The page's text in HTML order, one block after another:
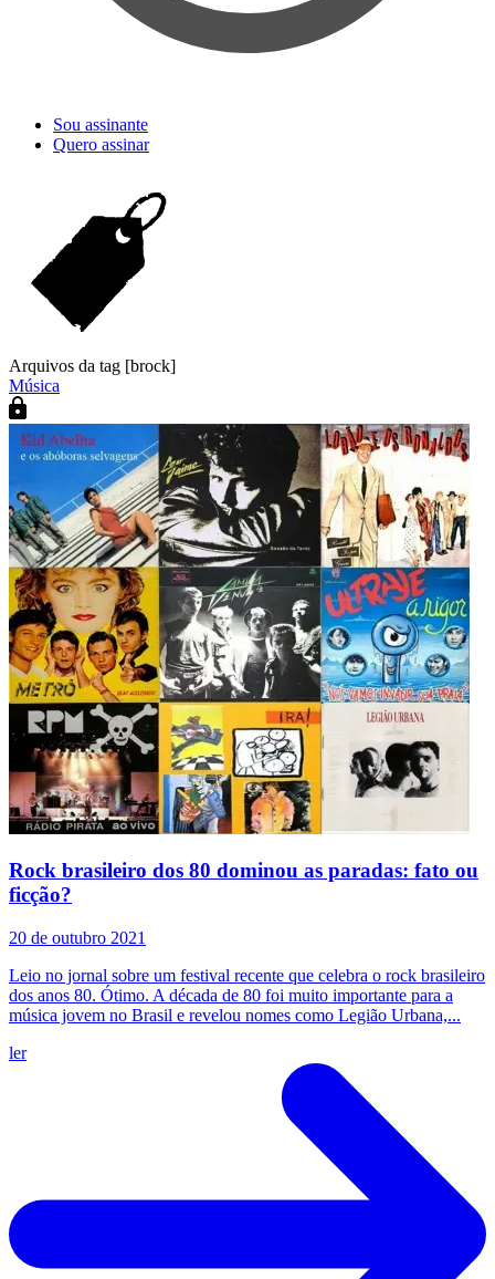
Sou assinante
Quero assinar
Arquivos da tag [brock]
Música
Rock brasileiro dos 80 dominou as paradas: fato ou
ficção?
20 de outubro 2021
Leio no jornal sobre um festival recente que celebra o rock brasileiro
dos anos 80. Ótimo. A década de 80 foi muito importante para a
música jovem no Brasil e revelou nomes como Legião Urbana,...
ler